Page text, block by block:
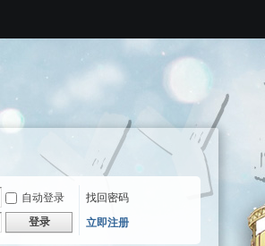
自动登录
找回密码
登录 立即注册